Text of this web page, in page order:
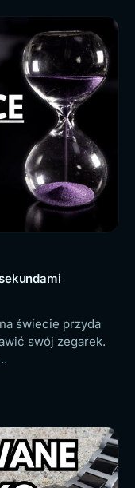
świecie przyda
swój zegarek.